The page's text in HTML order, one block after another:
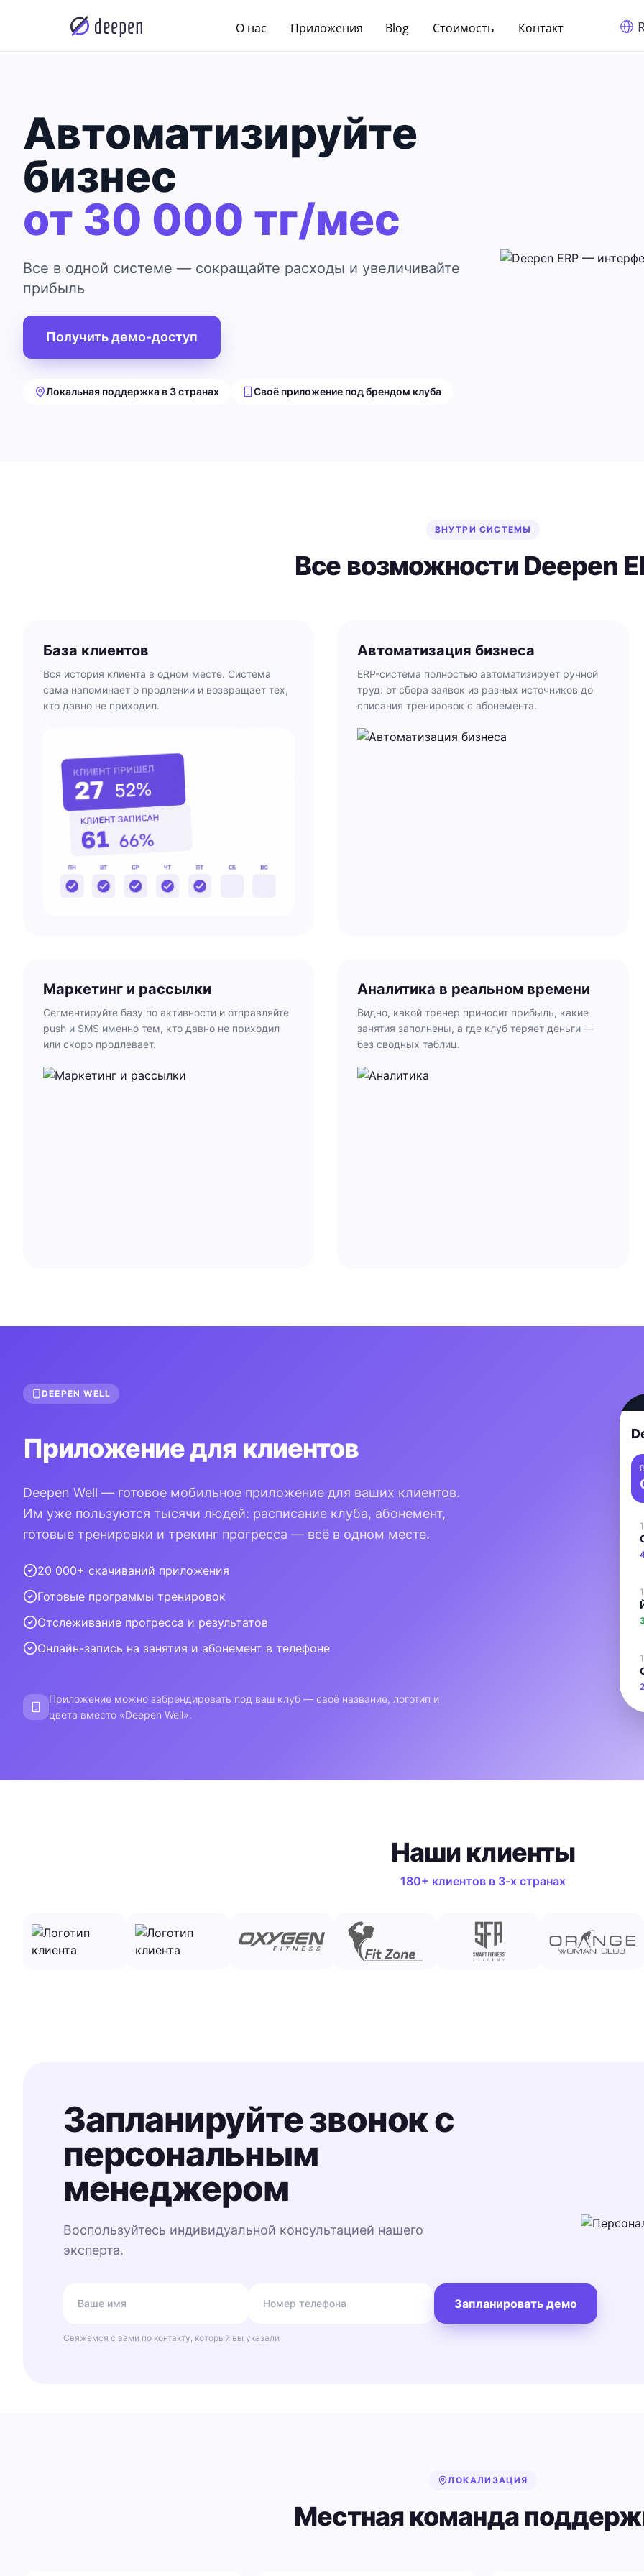
О нас Приложения Blog Cтоимость Контакт
Автоматизируйте
бизнес
от 30 000 тг/мес
Все в одной системе — сокращайте расходы и увеличивайте
прибыль
Получить демо-доступ
Локальная поддержка в 3 странах Своё приложение под брендом клуба
ВНУТРИ СИСТЕМЫ
Все возможности Deepen
База клиентов
Вся история клиента в одном месте. Система
сама напоминает о продлении и возвращает тех,
кто давно не приходил.
Автоматизация бизнеса
ERP-система полностью автоматизирует ручной
труд: от сбора заявок из разных источников до
списания тренировок с абонемента.
Маркетинг и рассылки
Сегментируйте базу по активности и отправляйте
push и SMS именно тем, кто давно не приходил
или скоро продлевает.
Аналитика в реальном времени
Видно, какой тренер приносит прибыль, какие
занятия заполнены, а где клуб теряет деньги —
без сводных таблиц.
DEEPEN WELL
Приложение для клиентов
Deepen Well — готовое мобильное приложение для ваших клиентов.
Им уже пользуются тысячи людей: расписание клуба, абонемент,
готовые тренировки и трекинг прогресса — всё в одном месте.
20 000+ скачиваний приложения
Готовые программы тренировок
Отслеживание прогресса и результатов
Онлайн-запись на занятия и абонемент в телефоне
Приложение можно забрендировать под ваш клуб — своё название, логотип и
цвета вместо «Deepen Well».
Наши клиенты
180+ клиентов в 3-х странах
Запланируйте звонок с
персональным
менеджером
Воспользуйтесь индивидуальной консультацией нашего
эксперта.
Запланировать демо
Свяжемся с вами по контакту, который вы указали
ЛОКАЛИЗАЦИЯ
Местная команда